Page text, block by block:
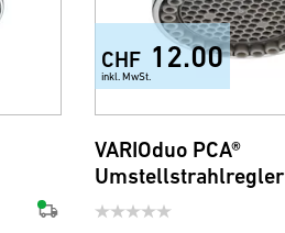
CHF 12.00
inkl. MwSt.
VARIOduo PCA®
Umstellstrahlregler